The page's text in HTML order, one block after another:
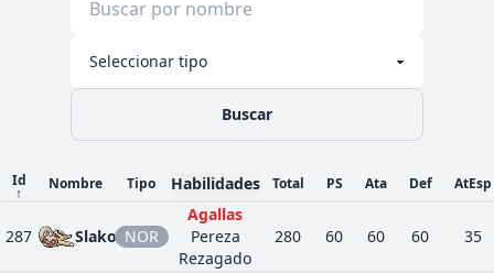
Buscar
Id
↑
Nombre Tipo Habilidades Total PS Ata Def AtEsp
287 SlakothNOR
Agallas
Pereza
Rezagado
280 60 60 60 35